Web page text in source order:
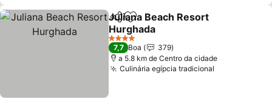
PartilharAdicionar aos favoritos
Juliana Beach Resort
Hurghada
Ver preços
4 Estrelas
7,7 Boa
379
a 5.8 km de Centro da cidade
Culinária egípcia tradicional